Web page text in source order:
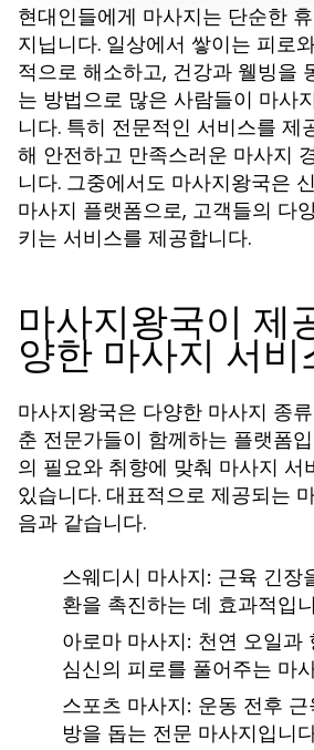
현대인들에게 마사지는 단순한
지닙니다. 일상에서 쌓이는 피로
적으로 해소하고, 건강과 웰빙을
는 방법으로 많은 사람들이 마사
니다. 특히 전문적인 서비스를 제
해 안전하고 만족스러운 마사지
니다. 그중에서도 마사지왕국은
마사지 플랫폼으로, 고객들의 다
키는 서비스를 제공합니다.
마사지왕국이 제
양한 마사지 서비
마사지왕국은 다양한 마사지 종
춘 전문가들이 함께하는 플랫폼
의 필요와 취향에 맞춰 마사지 서
있습니다. 대표적으로 제공되는
음과 같습니다.
스웨디시 마사지: 근육 긴장
환을 촉진하는 데 효과적입
아로마 마사지: 천연 오일과
심신의 피로를 풀어주는 마
스포츠 마사지: 운동 전후
방을 돕는 전문 마사지입니